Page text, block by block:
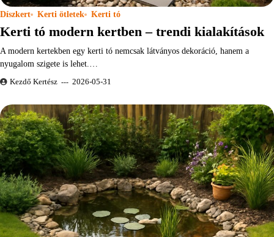
Díszkert Kerti ötletek Kerti tó
Kerti tó modern kertben – trendi kialakítások
A modern kertekben egy kerti tó nemcsak látványos dekoráció, hanem a
nyugalom szigete is lehet.…
Kezdő Kertész 2026-05-31